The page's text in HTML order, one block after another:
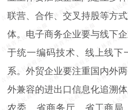
联营、合作、交叉持股等方
体。电子商务企业要与线下
于统一编码技术、线上线下
系。外贸企业要注重国内外
外兼容的进出口信息化追溯
农委、省商务厅、省工商局